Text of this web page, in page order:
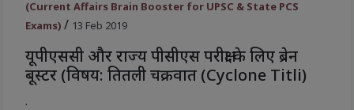
(Current Affairs Brain Booster for UPSC & State PCS
Exams) / 13 Feb 2019
यूपीएससी और राज्य पीसीएस परीक्षा के लिए ब्रेन
बूस्टर (विषय: तितली चक्रवात (Cyclone Titli)
.